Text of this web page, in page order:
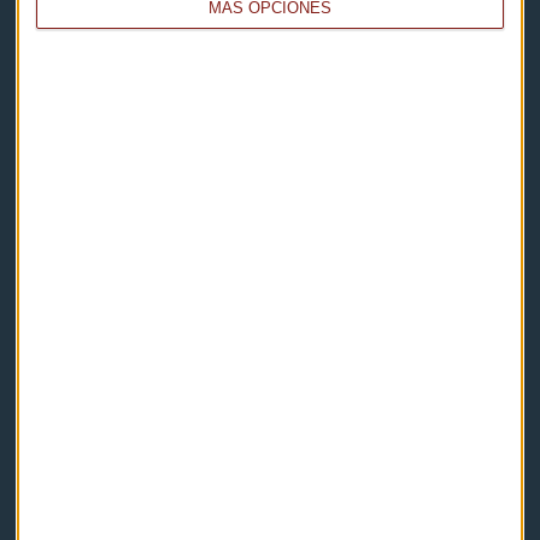
MÁS OPCIONES